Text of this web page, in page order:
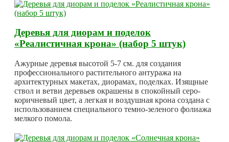
Деревья для диорам и поделок
«Реалистичная крона» (набор 5 штук)
Ажурные деревья высотой 5-7 см. для создания
профессионального растительного антуража на
архитектурных макетах, диорамах, поделках. Изящные
ствол и ветви деревьев окрашены в спокойный серо-
коричневый цвет, а легкая и воздушная крона создана с
использованием специального темно-зеленого фолиажа
мелкого помола.